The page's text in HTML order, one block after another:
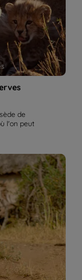
de
l'on peut
| La Balaguère